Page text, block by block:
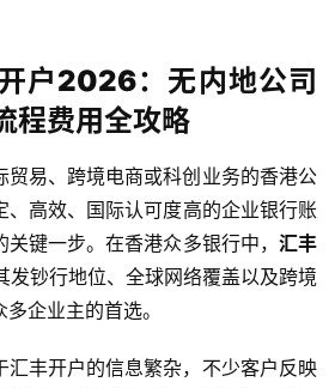
户2026：无内地公司
程费用全攻略
贸易、跨境电商或科创业务的香港公
、高效、国际认可度高的企业银行账
键一步。在香港众多银行中， 汇丰
发钞行地位、全球网络覆盖以及跨境
企业主的首选。
汇丰开户的信息繁杂，不少客户反映